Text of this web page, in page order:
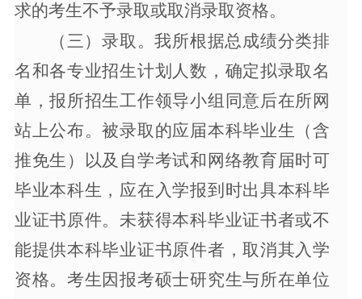
求的考生不予录取或取消录取资格。
（三）录取。我所根据总成绩分类排
名和各专业招生计划人数，确定拟录取名
单，报所招生工作领导小组同意后在所网
站上公布。被录取的应届本科毕业生（含
推免生）以及自学考试和网络教育届时可
毕业本科生，应在入学报到时出具本科毕
业证书原件。未获得本科毕业证书者或不
能提供本科毕业证书原件者，取消其入学
资格。考生因报考硕士研究生与所在单位